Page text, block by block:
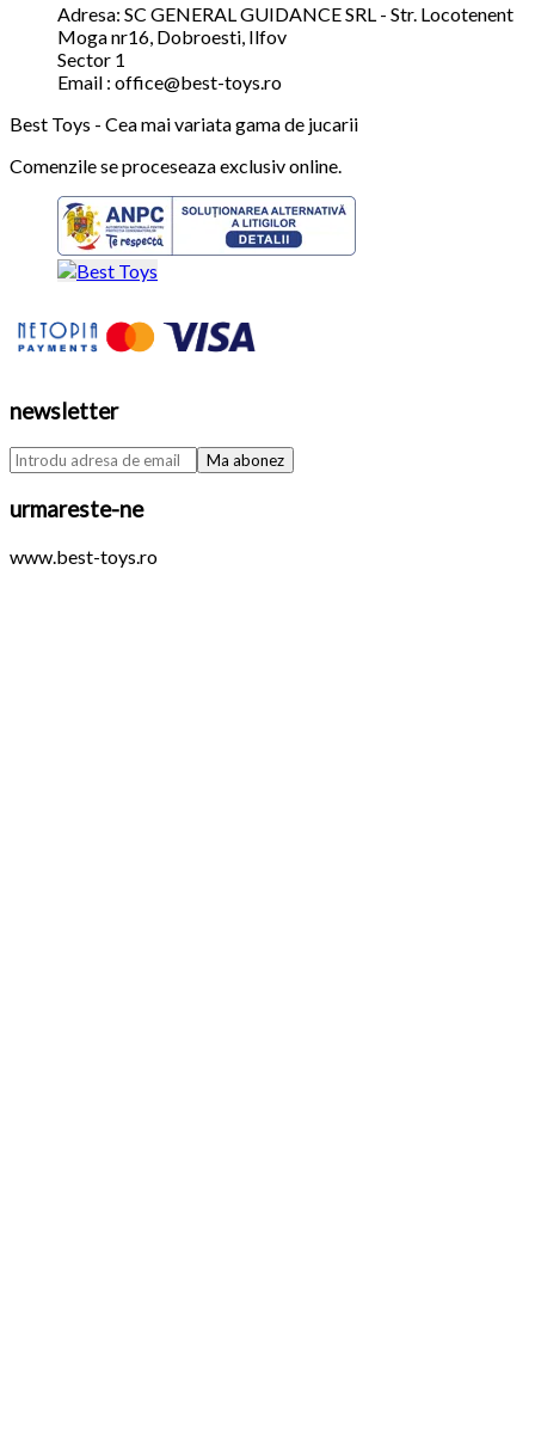
Adresa: SC GENERAL GUIDANCE SRL - Str. Locotenent
Moga nr16, Dobroesti, Ilfov
Sector 1
Email : office@best-toys.ro
Best Toys - Cea mai variata gama de jucarii
Comenzile se proceseaza exclusiv online.
newsletter
urmareste-ne
www.best-toys.ro